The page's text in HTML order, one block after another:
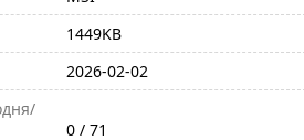
1449KB
2026-02-02
0 / 71